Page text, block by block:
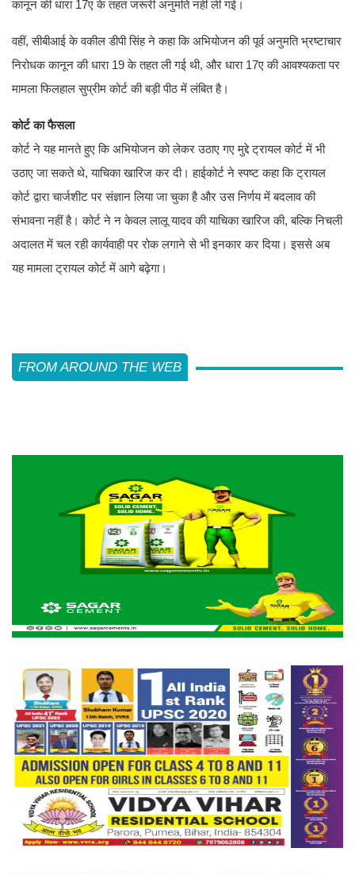
कानून की धारा 17ए के तहत जरूरी अनुमति नहीं ली गई।
वहीं, सीबीआई के वकील डीपी सिंह ने कहा कि अभियोजन की पूर्व अनुमति भ्रष्टाचार
निरोधक कानून की धारा 19 के तहत ली गई थी, और धारा 17ए की आवश्यकता पर
मामला फिलहाल सुप्रीम कोर्ट की बड़ी पीठ में लंबित है।
कोर्ट का फैसला
कोर्ट ने यह मानते हुए कि अभियोजन को लेकर उठाए गए मुद्दे ट्रायल कोर्ट में भी
उठाए जा सकते थे, याचिका खारिज कर दी। हाईकोर्ट ने स्पष्ट कहा कि ट्रायल
कोर्ट द्वारा चार्जशीट पर संज्ञान लिया जा चुका है और उस निर्णय में बदलाव की
संभावना नहीं है। कोर्ट ने न केवल लालू यादव की याचिका खारिज की, बल्कि निचली
अदालत में चल रही कार्यवाही पर रोक लगाने से भी इनकार कर दिया। इससे अब
यह मामला ट्रायल कोर्ट में आगे बढ़ेगा।
FROM AROUND THE WEB